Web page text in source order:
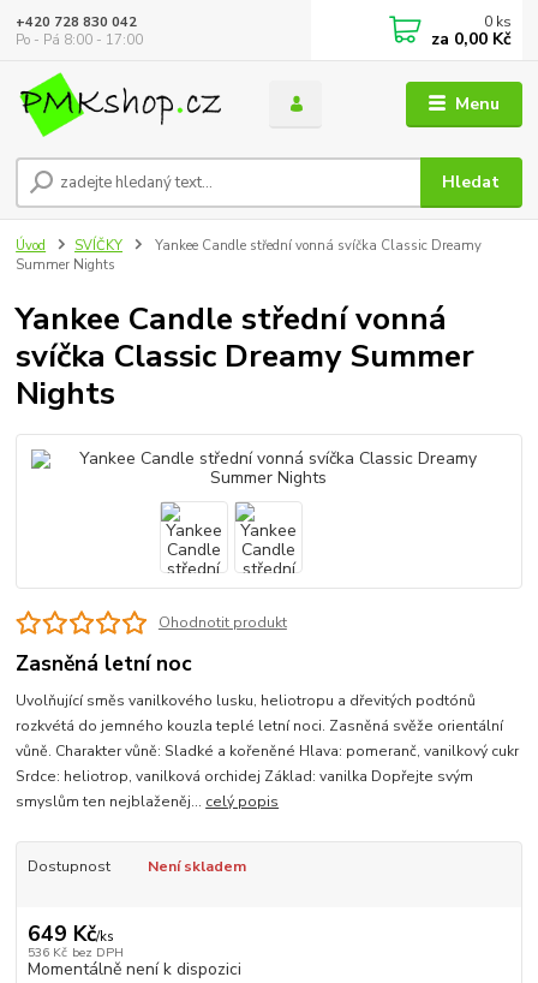
Menu
Hledat
+420 728 830 042
Po - Pá 8:00 - 17:00
0 ks
za 0,00 Kč
Úvod SVÍČKY
Yankee Candle střední vonná svíčka Classic Dreamy
Summer Nights
Yankee Candle střední vonná
svíčka Classic Dreamy Summer
Nights
Ohodnotit produkt
Zasněná letní noc
Uvolňující směs vanilkového lusku, heliotropu a dřevitých podtónů
rozkvétá do jemného kouzla teplé letní noci. Zasněná svěže orientální
vůně. Charakter vůně: Sladké a kořeněné Hlava: pomeranč, vanilkový cukr
Srdce: heliotrop, vanilková orchidej Základ: vanilka Dopřejte svým
smyslům ten nejblaženěj... celý popis
Dostupnost Není skladem
649 Kč/ks
536 Kč bez DPH
Momentálně není k dispozici